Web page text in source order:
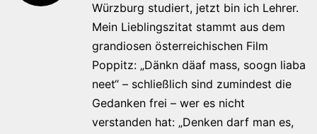
Würzburg studiert, jetzt bin ich Lehrer.
Mein Lieblingszitat stammt aus dem
grandiosen österreichischen Film
Poppitz: „Dänkn däaf mass, soogn liaba
neet“ – schließlich sind zumindest die
Gedanken frei – wer es nicht
verstanden hat: „Denken darf man es,